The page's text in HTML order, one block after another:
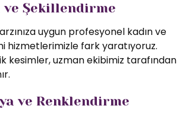
ve Şekillendirme
uygun profesyonel kadın ve
hizmetlerimizle fark yaratıyoruz.
kesimler, uzman ekibimiz tarafından
ve Renklendirme